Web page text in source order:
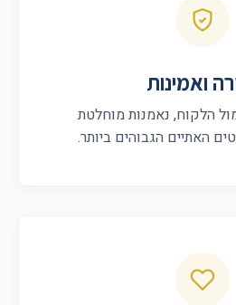
ואמינות
הלקוח, נאמנות מוחלטת
האתיים הגבוהים ביותר.